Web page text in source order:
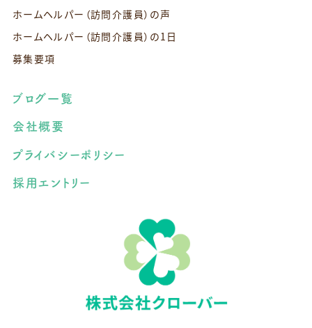
ホームヘルパー（訪問介護員）の声
ホームヘルパー（訪問介護員）の1日
募集要項
ブログ一覧
会社概要
プライバシーポリシー
採用エントリー